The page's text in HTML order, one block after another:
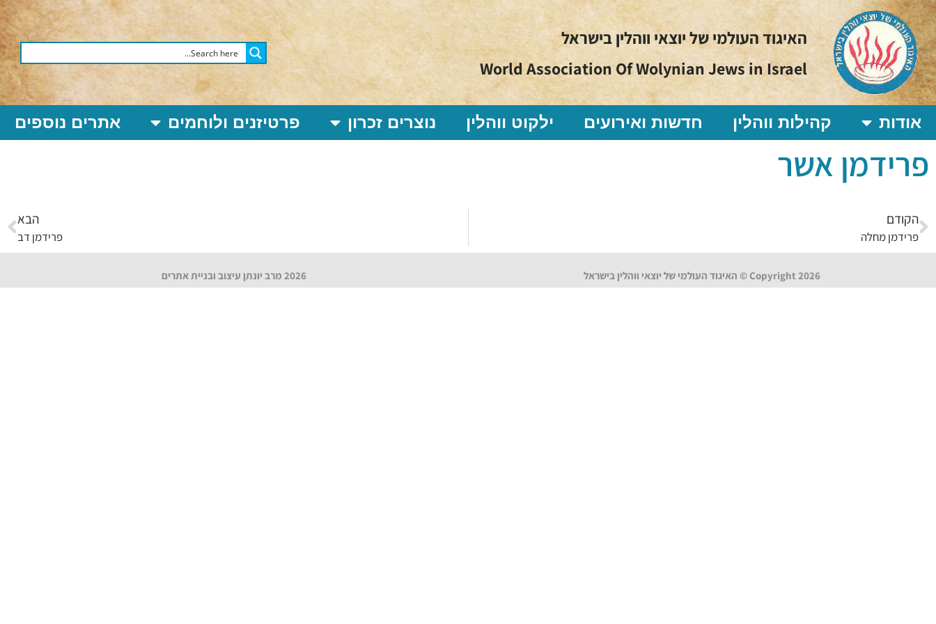
האיגוד העולמי של יוצאי ווהלין בישראל
World Association Of Wolynian Jews in Israel
אודות קהילות ווהלין חדשות ואירועים ילקוט ווהלין נוצרים זכרון פרטיזנים ולוחמים אתרים נוספים
פרידמן אשר
הקודם
פרידמן מחלה
הבא
פרידמן דב
Copyright 2026 © האיגוד העולמי של יוצאי ווהלין בישראל 2026 מרב יונתן עיצוב ובניית אתרים